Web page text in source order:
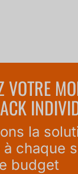
VOTRE
la
à chaque
budget